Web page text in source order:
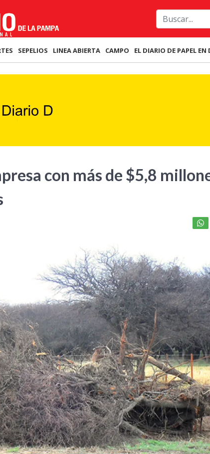
SEPELIOS LINEA ABIERTA CAMPO EL DIARIO DE PAPEL
con más de $5,8